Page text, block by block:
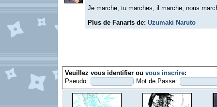
Je marche, tu marches, il marche, nous
Plus de Fanarts de: Uzumaki Naruto
Veuillez vous identifier ou vous inscrire:
Pseudo:
Mot de Passe: